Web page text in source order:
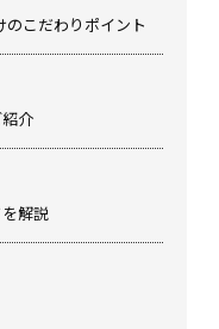
のこだわりポイント
介
解説